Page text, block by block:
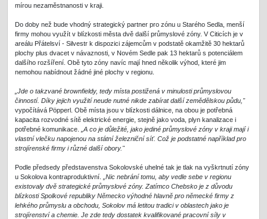
mírou nezaměstnanosti v kraji.
Do doby než bude vhodný strategický partner pro zónu u Starého Sedla, menší
firmy mohou využít v blízkosti města dvě další průmyslové zóny. V Citicích je v
areálu Přátelsví - Silvestr k dispozici zájemcům v podstatě okamžitě 30 hektarů
plochy plus dvacet v návaznosti, v Novém Sedle pak 13 hektarů s potenciálem
dalšího rozšíření. Obě tyto zóny navíc mají hned několik výhod, které jim
nemohou nabídnout žádné jiné plochy v regionu.
„Jde o takzvané brownfieldy, tedy místa postižená v minulosti průmyslovou
činností. Díky jejich využití neude nutné nikde zabírat další zemědělskou půdu,"
vypočítává Pöpperl. Obě místa jsou v blízkosti dálnice, na obou je potřebná
kapacita rozvodné sítě elektrické energie, stejně jako voda, plyn kanalizace i
potřebné komunikace.
„A co je důležité, jako jediné průmyslové zóny v kraji mají i
vlastní vlečku napojenou na státní železniční síť. Což je podstatné například pro
strojírenské firmy i různé další obory."
Podle předsedy představenstva Sokolovské uhelné tak je tlak na vyškrtnutí zóny
u Sokolova kontraproduktivní.
„Nic nebrání tomu, aby vedle sebe v regionu
existovaly dvě strategické průmyslové zóny. Zatímco Chebsko je z důvodu
blízkosti Spolkové republiky Německo výhodné hlavně pro německé firmy z
lehkého průmyslu a obchodu, Sokolov má letitou tradici v oblastech jako je
strojírenství a chemie. Je zde tedy dostatek kvalifikované pracovní síly v